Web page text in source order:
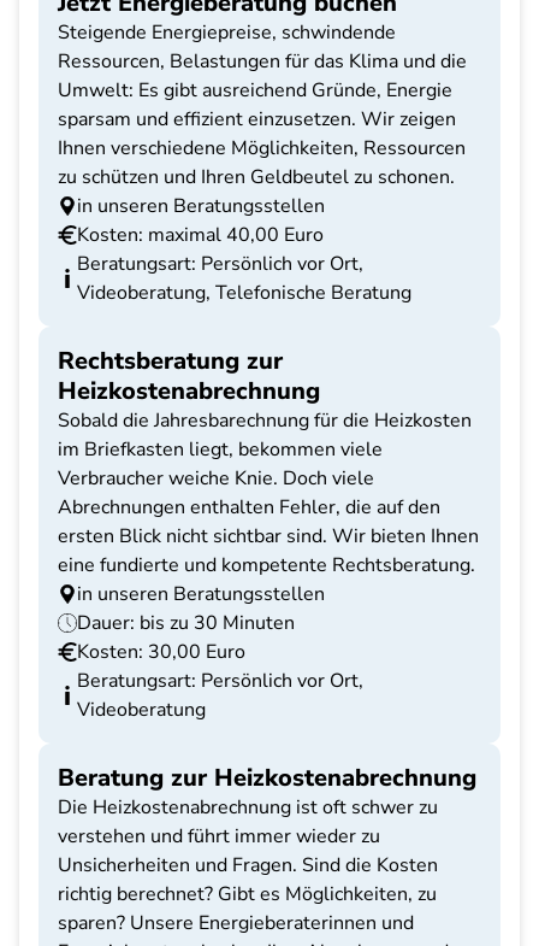
Steigende Energiepreise, schwindende
Ressourcen, Belastungen für das Klima und die
Umwelt: Es gibt ausreichend Gründe, Energie
sparsam und effizient einzusetzen. Wir zeigen
Ihnen verschiedene Möglichkeiten, Ressourcen
zu schützen und Ihren Geldbeutel zu schonen.
in unseren Beratungsstellen
Kosten: maximal 40,00 Euro
Beratungsart: Persönlich vor Ort,
Videoberatung, Telefonische Beratung
Rechtsberatung zur
Heizkostenabrechnung
Sobald die Jahresbarechnung für die Heizkosten
im Briefkasten liegt, bekommen viele
Verbraucher weiche Knie. Doch viele
Abrechnungen enthalten Fehler, die auf den
ersten Blick nicht sichtbar sind. Wir bieten Ihnen
eine fundierte und kompetente Rechtsberatung.
in unseren Beratungsstellen
Dauer: bis zu 30 Minuten
Kosten: 30,00 Euro
Beratungsart: Persönlich vor Ort,
Videoberatung
Beratung zur Heizkostenabrechnung
Die Heizkostenabrechnung ist oft schwer zu
verstehen und führt immer wieder zu
Unsicherheiten und Fragen. Sind die Kosten
richtig berechnet? Gibt es Möglichkeiten, zu
sparen? Unsere Energieberaterinnen und